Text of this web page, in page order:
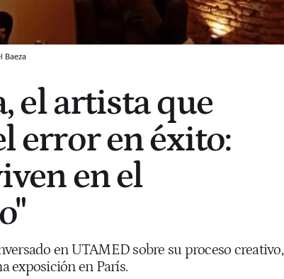
Baeza
el artista que
error en éxito:
en el
en UTAMED sobre su proceso creativo,
exposición en París.